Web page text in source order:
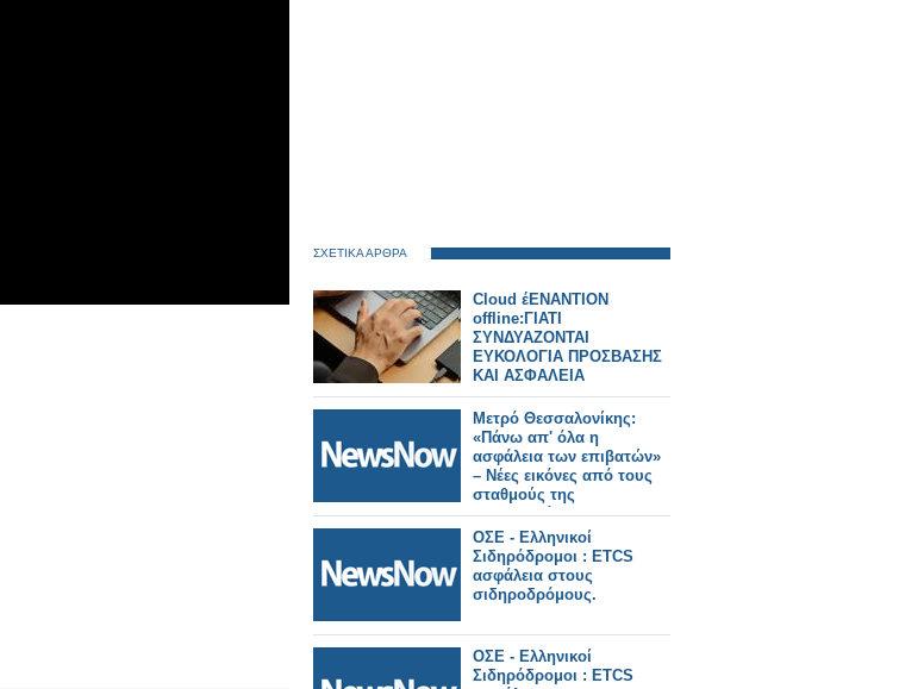
ΣΧΕΤΙΚΑ ΑΡΘΡΑ
Cloud έΕΝΑΝΤΙΟΝ
offline:ΓΙΑΤΙ
ΣΥΝΔΥΑΖΟΝΤΑΙ
ΕΥΚΟΛΟΓΙΑ ΠΡΟΣΒΑΣΗΣ
ΚΑΙ ΑΣΦΑΛΕΙΑ
Μετρό Θεσσαλονίκης:
«Πάνω απ' όλα η
ασφάλεια των επιβατών»
– Νέες εικόνες από τους
σταθμούς της
Καλαμαριάς.
ΟΣΕ - Ελληνικοί
Σιδηρόδρομοι : ETCS
ασφάλεια στους
σιδηροδρόμους.
ΟΣΕ - Ελληνικοί
Σιδηρόδρομοι : ETCS